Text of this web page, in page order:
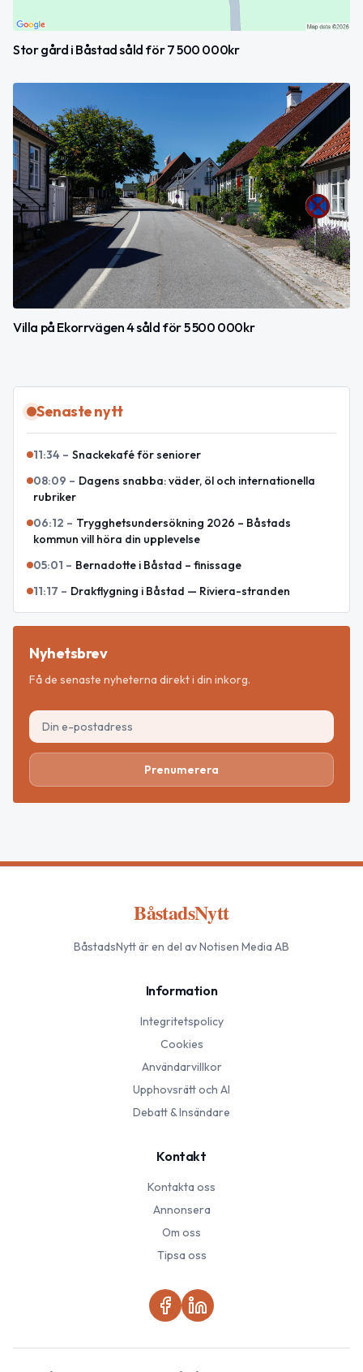
Stor gård i Båstad såld för 7 500 000kr
Villa på Ekorrvägen 4 såld för 5 500 000kr
Senaste nytt
11:34 – Snackekafé för seniorer
08:09 – Dagens snabba: väder, öl och internationella
rubriker
06:12 – Trygghetsundersökning 2026 – Båstads
kommun vill höra din upplevelse
05:01 – Bernadotte i Båstad – finissage
11:17 – Drakflygning i Båstad — Riviera-stranden
Nyhetsbrev
Få de senaste nyheterna direkt i din inkorg.
Prenumerera
BåstadsNytt
BåstadsNyttär en del av Notisen Media AB
Information
Integritetspolicy
Cookies
Användarvillkor
Upphovsrätt och AI
Debatt & Insändare
Kontakt
Kontakta oss
Annonsera
Om oss
Tipsa oss